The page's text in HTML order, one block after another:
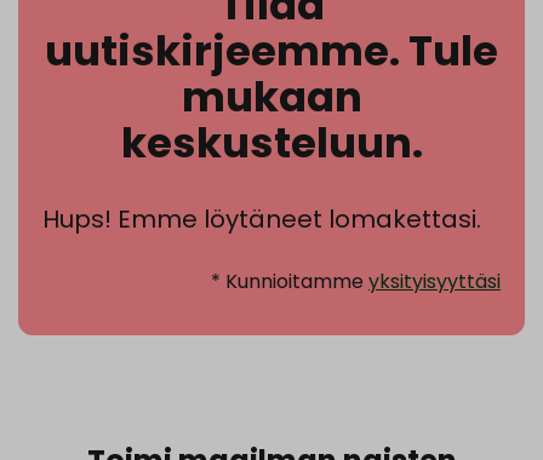
uutiskirjeemme. Tule
mukaan
keskusteluun.
Hups! Emme löytäneet lomakettasi.
* Kunnioitamme yksityisyyttäsi